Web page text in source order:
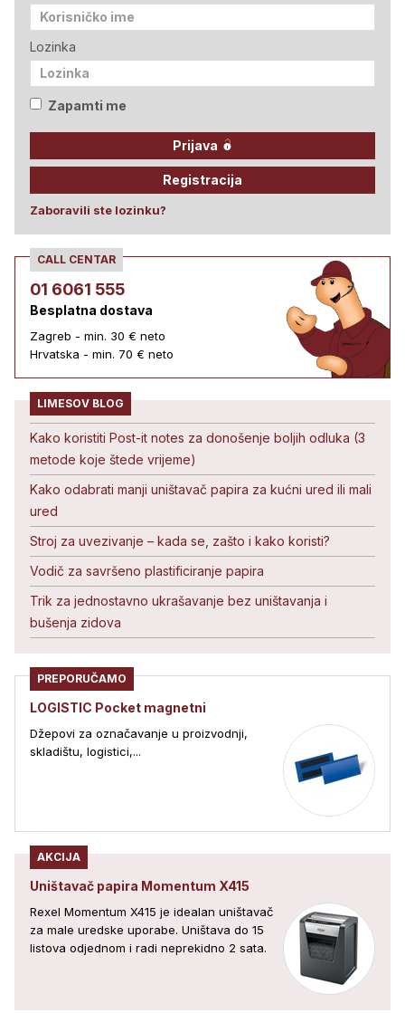
Lozinka
Zapamti me
Prijava
Registracija
Zaboravili ste lozinku?
CALL CENTAR
01 6061 555
Besplatna dostava
Zagreb - min. 30 € neto
Hrvatska - min. 70 € neto
LIMESOV BLOG
Kako koristiti Post-it notes za donošenje boljih odluka (3
metode koje štede vrijeme)
Kako odabrati manji uništavač papira za kućni ured ili mali
ured
Stroj za uvezivanje – kada se, zašto i kako koristi?
Vodič za savršeno plastificiranje papira
Trik za jednostavno ukrašavanje bez uništavanja i
bušenja zidova
PREPORUČAMO
LOGISTIC Pocket magnetni
Džepovi za označavanje u proizvodnji,
skladištu, logistici,...
AKCIJA
Uništavač papira Momentum X415
Rexel Momentum X415 je idealan uništavač
za male uredske uporabe. Uništava do 15
listova odjednom i radi neprekidno 2 sata.